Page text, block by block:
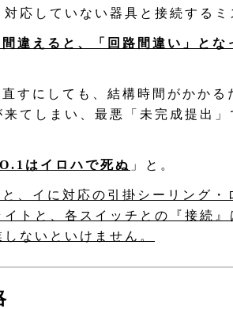
応していない器具と接続するミ
違えると、「回路間違い」とな
すにしても、結構時間がかかる
てしまい、最悪「未完成提出」
はイロハで死ぬ 」と。
、イに対応の引掛シーリング・
トと、各スイッチとの『接続』
ないといけません。